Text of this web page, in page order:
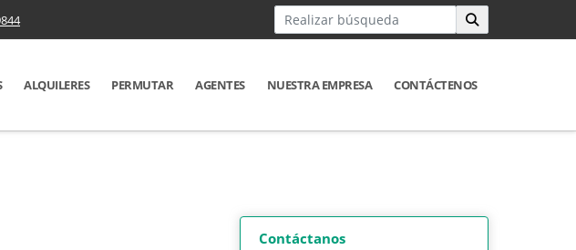
ALQUILERES PERMUTAR AGENTES NUESTRA EMPRESA CONTÁCTENOS
Contáctanos